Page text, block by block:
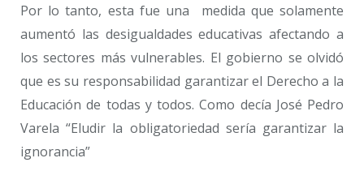
Por lo tanto, esta fue una medida que solamente
aumentó las desigualdades educativas afectando a
los sectores más vulnerables. El gobierno se olvidó
que es su responsabilidad garantizar el Derecho a la
Educación de todas y todos. Como decía José Pedro
Varela “Eludir la obligatoriedad sería garantizar la
ignorancia”